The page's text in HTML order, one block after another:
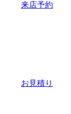
来店予約
お見積り